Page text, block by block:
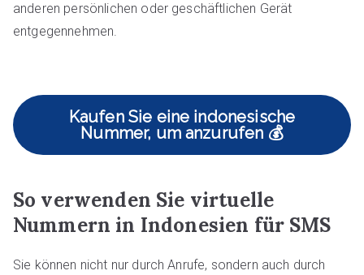
anderen persönlichen oder geschäftlichen Gerät
entgegennehmen.
Kaufen Sie eine indonesische
Nummer, um anzurufen 💰
So verwenden Sie virtuelle
Nummern in Indonesien für SMS
Sie können nicht nur durch Anrufe, sondern auch durch